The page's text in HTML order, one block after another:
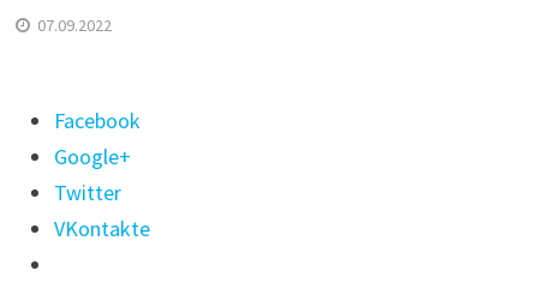
07.09.2022
Поделиться
"День
трезвости
День
Facebook
Google+
Twitter
VKontakte